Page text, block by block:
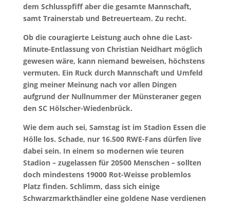
dem Schlusspfiff aber die gesamte Mannschaft,
samt Trainerstab und Betreuerteam. Zu recht.
Ob die couragierte Leistung auch ohne die Last-
Minute-Entlassung von Christian Neidhart möglich
gewesen wäre, kann niemand beweisen, höchstens
vermuten. Ein Ruck durch Mannschaft und Umfeld
ging meiner Meinung nach vor allen Dingen
aufgrund der Nullnummer der Münsteraner gegen
den SC Hölscher-Wiedenbrück.
Wie dem auch sei, Samstag ist im Stadion Essen die
Hölle los. Schade, nur 16.500 RWE-Fans dürfen live
dabei sein. In einem so modernen wie teuren
Stadion – zugelassen für 20500 Menschen – sollten
doch mindestens 19000 Rot-Weisse problemlos
Platz finden. Schlimm, dass sich einige
Schwarzmarkthändler eine goldene Nase verdienen